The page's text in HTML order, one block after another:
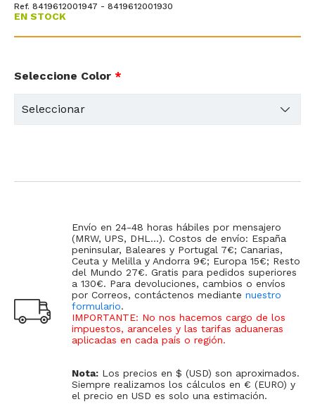
Ref. 8419612001947 - 8419612001930
EN STOCK
Seleccione Color *
Envío en 24-48 horas hábiles por mensajero
(MRW, UPS, DHL...). Costos de envío: España
peninsular, Baleares y Portugal 7€; Canarias,
Ceuta y Melilla y Andorra 9€; Europa 15€; Resto
del Mundo 27€. Gratis para pedidos superiores
a 130€. Para devoluciones, cambios o envíos
por Correos, contáctenos mediante nuestro
formulario.
IMPORTANTE: No nos hacemos cargo de los
impuestos, aranceles y las tarifas aduaneras
aplicadas en cada país o región.
Nota: Los precios en $ (USD) son aproximados.
Siempre realizamos los cálculos en € (EURO) y
el precio en USD es solo una estimación.